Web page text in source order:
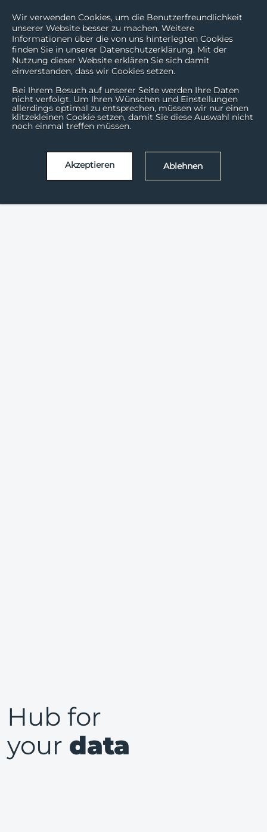
Wir verwenden Cookies, um die Benutzerfreundlichkeit
unserer Website besser zu machen. Weitere
Informationen über die von uns hinterlegten Cookies
finden Sie in unserer Datenschutzerklärung. Mit der
Nutzung dieser Website erklären Sie sich damit
einverstanden, dass wir Cookies setzen.
Bei Ihrem Besuch auf unserer Seite werden Ihre Daten
nicht verfolgt. Um Ihren Wünschen und Einstellungen
allerdings optimal zu entsprechen, müssen wir nur einen
klitzekleinen Cookie setzen, damit Sie diese Auswahl nicht
noch einmal treffen müssen.
Akzeptieren Ablehnen
Hub for
your data